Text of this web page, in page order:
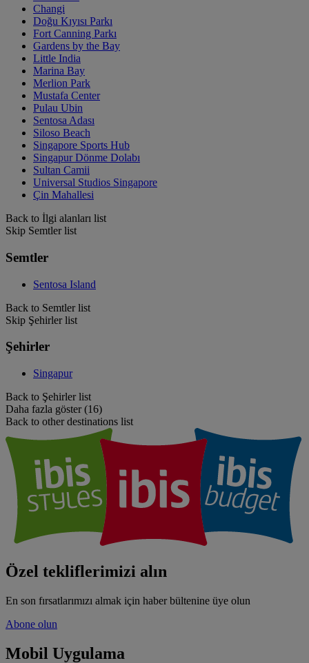
Changi
Doğu Kıyısı Parkı
Fort Canning Parkı
Gardens by the Bay
Little India
Marina Bay
Merlion Park
Mustafa Center
Pulau Ubin
Sentosa Adası
Siloso Beach
Singapore Sports Hub
Singapur Dönme Dolabı
Sultan Camii
Universal Studios Singapore
Çin Mahallesi
Back to İlgi alanları list
Skip Semtler list
Semtler
Sentosa Island
Back to Semtler list
Skip Şehirler list
Şehirler
Singapur
Back to Şehirler list
Daha fazla göster (16)
Back to other destinations list
Özel tekliflerimizi alın
En son fırsatlarımızı almak için haber bültenine üye olun
Abone olun
Mobil Uygulama